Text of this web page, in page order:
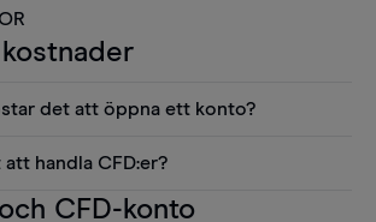
det att öppna ett konto?
verktyg som diagram, Reuters
handla CFD:er?
att tänka på när man
CFD-konto